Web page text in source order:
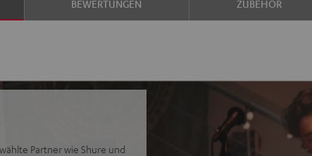
BEWERTUNGEN ZUBEHÖR
Partner wie Shure und